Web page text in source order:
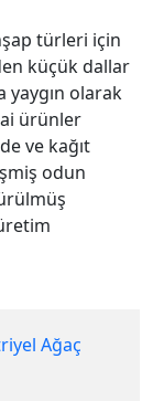
türleri için
küçük dallar
yaygın olarak
ürünler
ve kağıt
odun
Ağaç